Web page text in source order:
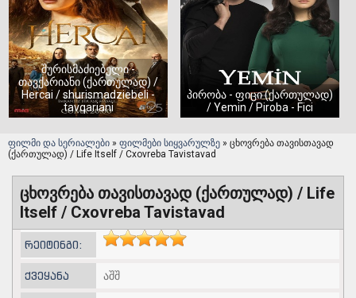
შურისმაძიებელი -
თავქარიანი (ქართულად) /
Hercai / shurismadziebeli -
tavqariani
პირობა - ფიცი (ქართულად)
/ Yemin / Piroba - Fici
ფილმი და სერიალები » ფილმები სიყვარულზე » ცხოვრება თავისთავად
(ქართულად) / Life Itself / Cxovreba Tavistavad
ცხოვრება თავისთავად (ქართულად) / Life
Itself / Cxovreba Tavistavad
რეიტინგი:
ქვეყანა აშშ